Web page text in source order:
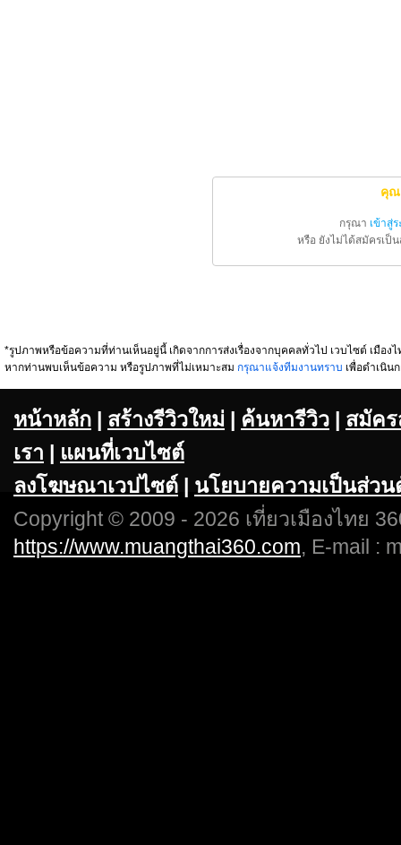
คุณ
กรุณา เข้าสู่
หรือ ยังไม่ได้สมัครเป็
*รูปภาพหรือข้อความที่ท่านเห็นอยู่นี้ เกิดจากการส่งเรื่องจากบุคคลทั่วไป เวบไซต์ เมือ
หากท่านพบเห็นข้อความ หรือรูปภาพที่ไม่เหมาะสม กรุณาแจ้งทีมงานทราบ เพื่อดำเนิน
หน้าหลัก | สร้างรีวิวใหม่ | ค้นหารีวิว | สมัค
เรา | แผนที่เวบไซต์
ลงโฆษณาเวปไซต์ | นโยบายความเป็นส่วน
Copyright © 2009 - 2026 เที่ยวเมืองไทย
https://www.muangthai360.com, E-mail :